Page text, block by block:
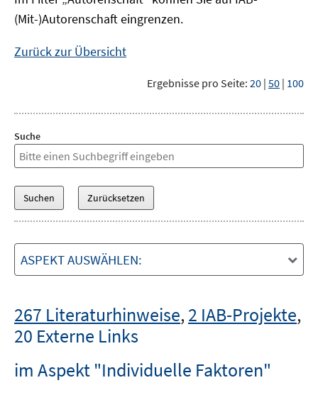
(Mit-)Autorenschaft eingrenzen.
Zurück zur Übersicht
Ergebnisse pro Seite: 20 | 50 | 100
Suche
ASPEKT AUSWÄHLEN:
267 Literaturhinweise,2 IAB-Projekte,
20 Externe Links
im Aspekt "Individuelle Faktoren"